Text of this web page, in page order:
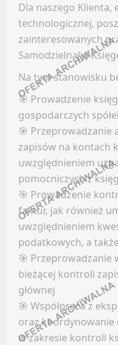
HANDEL / SPRZEDAŻ
Oferty pracy
Kanały social media
Newsletter
INSTALACJE /
Oferty pracy
Kanały social media
Newsletter
IT (ADMINISTRACJA)
Oferty pracy
Kanały social media
Newsletter
KADRY / PŁACE
Oferty pracy
Kanały ogólne
Newsletter
FARMACJA
Facebook
LinkedIn
Discord
Kanały kategorii
Kanały ogólne
Newsletter
FRANCZYZA
Facebook
LinkedIn
Discord
Kanały kategorii
Kanały ogólne
Newsletter
Dla naszego
technologicznej,
zainteresowanych
Samodzielna(y)
Na tym stanowisku
🎯 Prowadzenie
gospodarczych
🎯 Przeprowadzanie
zapisów na kontach
uwzględnieniem
pomocniczych z
🎯 Prowadzenie
faktur, jak również
uwzględnieniem
podatkowych, a
🎯 Przeprowadzanie
bieżącej kontroli
głównej
🎯 Współpraca z
oraz koordynowanie
w zakresie kontroli